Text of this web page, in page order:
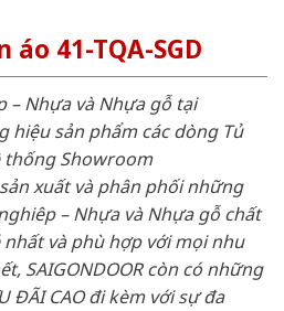
41-TQA-SGD
– Nhựa và Nhựa gỗ tại
hiệu sản phẩm các dòng Tủ
Showroom
sản xuất và phân phối những
– Nhựa và Nhựa gỗ chất
và phù hợp với mọi nhu
SAIGONDOOR còn có những
ĐÃI CAO đi kèm với sự đa